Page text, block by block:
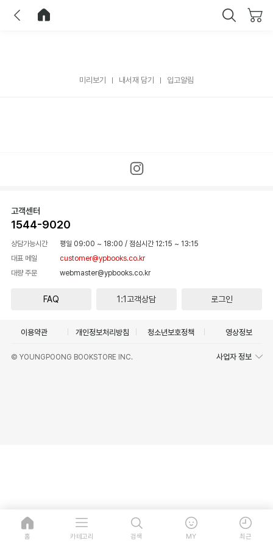
미리보기 내서재 담기 입고알림
고객센터
1544-9020
상담가능시간 평일 09:00 ~ 18:00 / 점심시간 12:15 ~ 13:15
대표 메일
customer@ypbooks.co.kr
대량 주문
webmaster@ypbooks.co.kr
FAQ 1:1고객상담 로그인
이용약관 개인정보처리방침 청소년보호정책 영상정보
© YOUNGPOONG BOOKSTORE INC. 사업자 정보
홈 카테고리 검색 MY 최근